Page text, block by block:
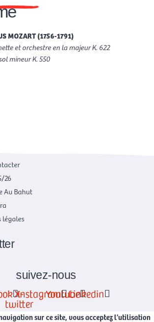
MOZART (1756-1791)
et orchestre en la majeur K. 622
mineur K. 550
26
Au Bahut
légales
suivez-nous
X-
twitter
InstagramYoutubeLinkedin
sur ce site, vous acceptez l’utilisation